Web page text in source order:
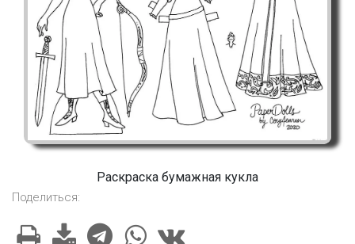
Раскраска бумажная кукла
Поделиться: